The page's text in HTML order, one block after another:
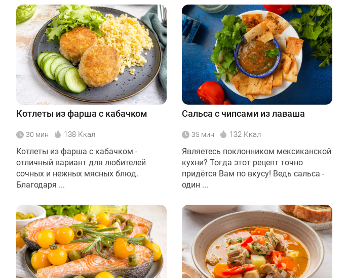
Котлеты из фарша с кабачком
30 мин 138 Ккал
Котлеты из фарша с кабачком -
отличный вариант для любителей
сочных и нежных мясных блюд.
Благодаря ...
Сальса с чипсами из лаваша
35 мин 132 Ккал
Являетесь поклонником мексиканской
кухни? Тогда этот рецепт точно
придётся Вам по вкусу! Ведь сальса -
один ...